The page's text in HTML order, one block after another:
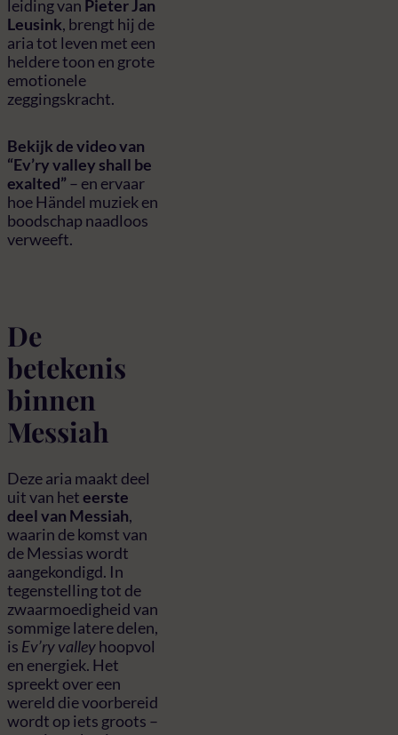
leiding van Pieter Jan
Leusink, brengt hij de
aria tot leven met een
heldere toon en grote
emotionele
zeggingskracht.
Bekijk de video van
“Ev’ry valley shall be
exalted” – en ervaar
hoe Händel muziek en
boodschap naadloos
verweeft.
De
betekenis
binnen
Messiah
Deze aria maakt deel
uit van heteerste
deel van Messiah,
waarin de komst van
de Messias wordt
aangekondigd. In
tegenstelling tot de
zwaarmoedigheid van
sommige latere delen,
is Ev’ry valleyhoopvol
en energiek. Het
spreekt over een
wereld die voorbereid
wordt op iets groots –